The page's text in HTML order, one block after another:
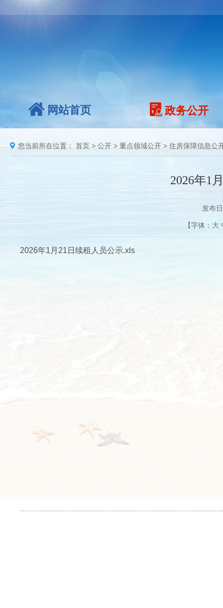
网站首页 政务公开
您当前所在位置： 首页 > 公开 > 重点领域公开 > 住房保障信息公
2026年1
发布
【字体： 大
2026年1月21日续租人员公示.xls